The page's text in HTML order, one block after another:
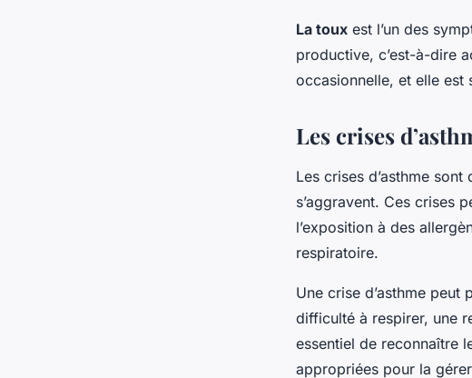
La toux est l’un des
productive, c’est-à-dire
occasionnelle, et elle est
Les crises
Les crises d’asthme
s’aggravent. Ces crises
l’exposition à des
respiratoire.
Une crise d’asthme peut
difficulté à respirer, une
essentiel de reconnaître
appropriées pour la